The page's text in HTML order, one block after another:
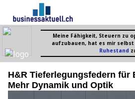
H&R Tieferlegungsfedern für
Mehr Dynamik und Optik